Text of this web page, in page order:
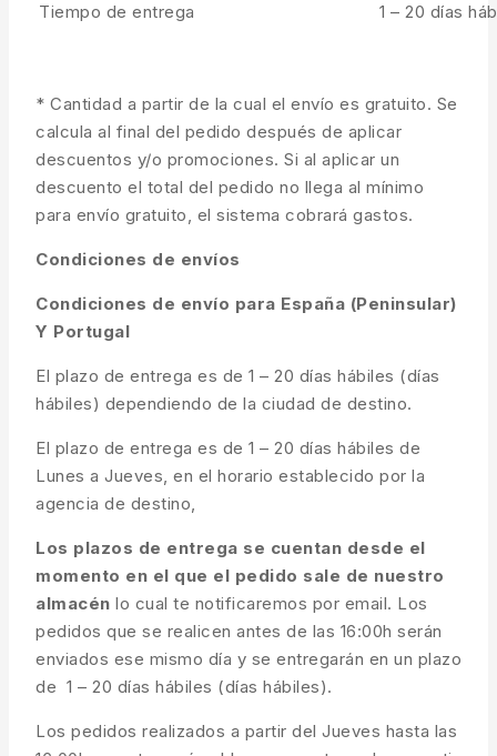
Tiempo de entrega
1 – 20 días
* Cantidad a partir de la cual el envío es gratuito. Se
calcula al final del pedido después de aplicar
descuentos y/o promociones. Si al aplicar un
descuento el total del pedido no llega al mínimo
para envío gratuito, el sistema cobrará gastos.
Condiciones de envíos
Condiciones de envío para España (Peninsular)
Y Portugal
El plazo de entrega es de 1 – 20 días hábiles (días
hábiles) dependiendo de la ciudad de destino.
El plazo de entrega es de 1 – 20 días hábiles de
Lunes a Jueves, en el horario establecido por la
agencia de destino,
Los plazos de entrega se cuentan desde el
momento en el que el pedido sale de nuestro
almacén lo cual te notificaremos por email. Los
pedidos que se realicen antes de las 16:00h serán
enviados ese mismo día y se entregarán en un plazo
de 1 – 20 días hábiles (días hábiles).
Los pedidos realizados a partir del Jueves hasta las